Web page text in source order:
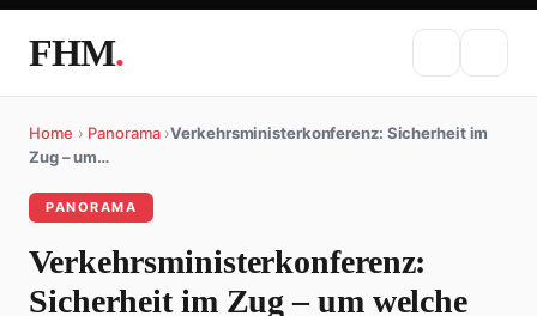
FHM.
Home › Panorama ›Verkehrsministerkonferenz: Sicherheit im
Zug – um…
PANORAMA
Verkehrsministerkonferenz:
Sicherheit im Zug – um welche